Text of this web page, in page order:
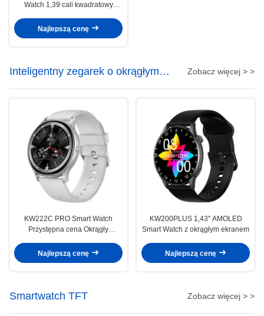
Watch 1,39 cali kwadratowy
Najlepszą cenę
Inteligentny zegarek o okrągłym
kształcie
Zobacz więcej > >
KW222C PRO Smart Watch
Przystępna cena Okrągły
wodoodporny IP68
Najlepszą cenę
KW200PLUS 1,43" AMOLED
Smart Watch z okrągłym ekranem
Najlepszą cenę
Smartwatch TFT Zobacz więcej > >